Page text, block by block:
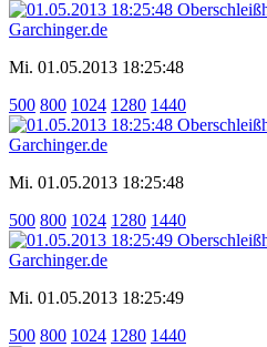
Mi. 01.05.2013 18:25:48
500 800 1024 1280 1440
Mi. 01.05.2013 18:25:48
500 800 1024 1280 1440
Mi. 01.05.2013 18:25:49
500 800 1024 1280 1440